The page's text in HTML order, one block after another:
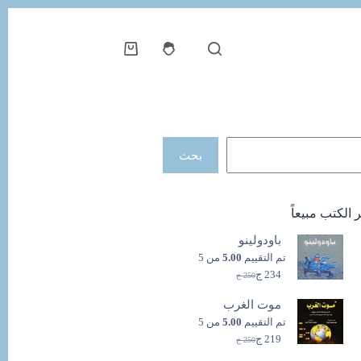
عربة
بحث
الكتب مبيعاً
باودولينو
تم التقييم 5.00 من 5
250 ج
السعر
هو:
250 ج.
234 ج
السعر
هو:
234 ج.
موت الغرب
تم التقييم 5.00 من 5
250 ج
السعر 219 ج
السعر